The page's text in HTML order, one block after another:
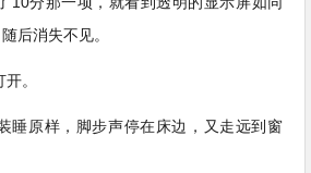
后消失不见。
。
原样，脚步声停在床边，又走远到窗